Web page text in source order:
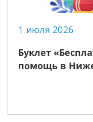
1 июля 2026
Буклет
помощь в